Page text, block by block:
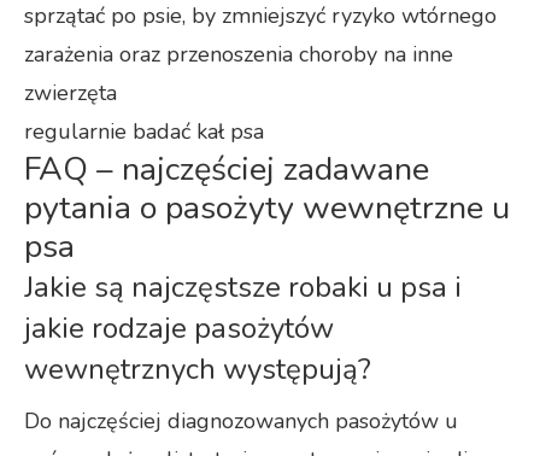
sprzątać po psie, by zmniejszyć ryzyko wtórnego
zarażenia oraz przenoszenia choroby na inne
zwierzęta
regularnie badać kał psa
FAQ – najczęściej zadawane
pytania o pasożyty wewnętrzne u
psa
Jakie są najczęstsze robaki u psa i
jakie rodzaje pasożytów
wewnętrznych występują?
Do najczęściej diagnozowanych pasożytów u